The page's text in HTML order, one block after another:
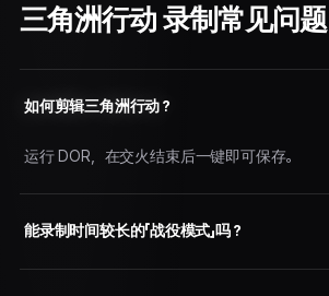
三角洲行动 录制常见问题
如何剪辑三角洲行动？
运行 DOR，在交火结束后一键即可保存。
能录制时间较长的「战役模式」吗？